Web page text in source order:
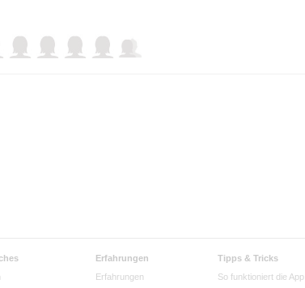
Erfahrungen
Erfahrungen
Tipps & Tricks
So funktioniert die App